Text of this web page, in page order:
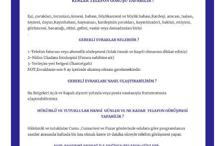
ZİYARET GÜN VE SAATLERİ
ZİYARET VE TELEFON GÖRÜŞ
KAPALI ZİYARET USÜL VE ESASLARI
TELEFON GÖRÜŞ GÜNLERİ
TELEFON GÖRÜŞ USÜL VE ESASLARI
İLETİŞİM